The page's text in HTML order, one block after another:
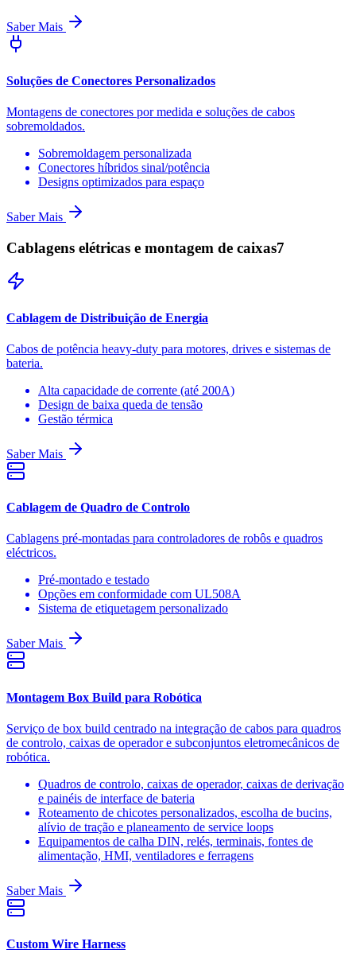
Saber Mais
Soluções de Conectores Personalizados
Montagens de conectores por medida e soluções de cabos
sobremoldados.
Sobremoldagem personalizada
Conectores híbridos sinal/potência
Designs optimizados para espaço
Saber Mais
Cablagens elétricas e montagem de caixas7
Cablagem de Distribuição de Energia
Cabos de potência heavy-duty para motores, drives e sistemas de
bateria.
Alta capacidade de corrente (até 200A)
Design de baixa queda de tensão
Gestão térmica
Saber Mais
Cablagem de Quadro de Controlo
Cablagens pré-montadas para controladores de robôs e quadros
eléctricos.
Pré-montado e testado
Opções em conformidade com UL508A
Sistema de etiquetagem personalizado
Saber Mais
Montagem Box Build para Robótica
Serviço de box build centrado na integração de cabos para quadros
de controlo, caixas de operador e subconjuntos eletromecânicos de
robótica.
Quadros de controlo, caixas de operador, caixas de derivação
e painéis de interface de bateria
Roteamento de chicotes personalizados, escolha de bucins,
alívio de tração e planeamento de service loops
Equipamentos de calha DIN, relés, terminais, fontes de
alimentação, HMI, ventiladores e ferragens
Saber Mais
Custom Wire Harness